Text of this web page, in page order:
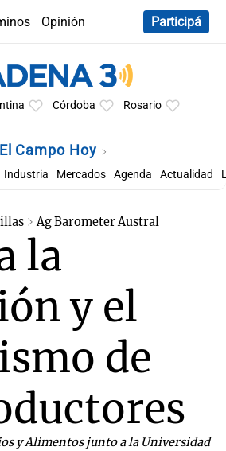
Opinión
Participá
Córdoba Rosario
El Campo Hoy
Industria Mercados Agenda Actualidad
Ag Barometer Austral
la
y el
de
y Alimentos junto a la Universidad